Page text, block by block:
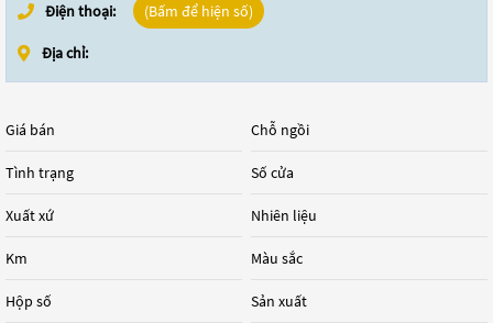
Điện thoại: (Bấm để hiện số)
Địa chỉ:
Giá bán
Tình trạng
Xuất xứ
Km
Hộp số
Chỗ ngồi
Số cửa
Nhiên liệu
Màu sắc
Sản xuất